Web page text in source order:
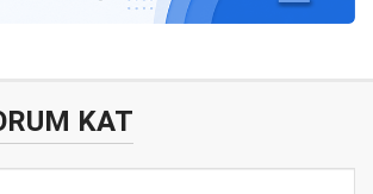
KAT